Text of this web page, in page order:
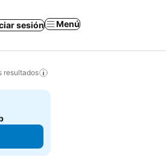
sesión Menú
resultados